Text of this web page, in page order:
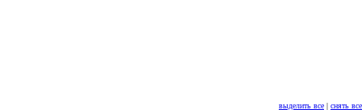
выделить все | снять все